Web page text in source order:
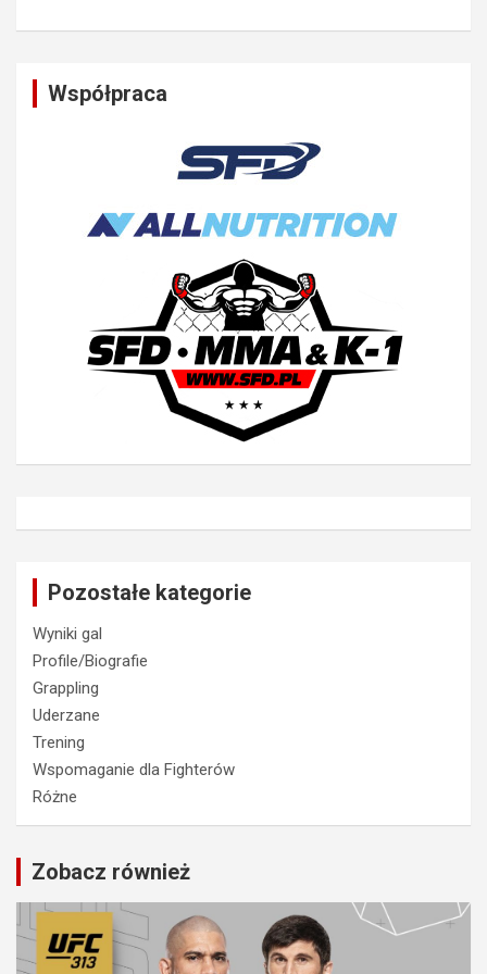
Współpraca
Pozostałe kategorie
Wyniki gal
Profile/Biografie
Grappling
Uderzane
Trening
Wspomaganie dla Fighterów
Różne
Zobacz również